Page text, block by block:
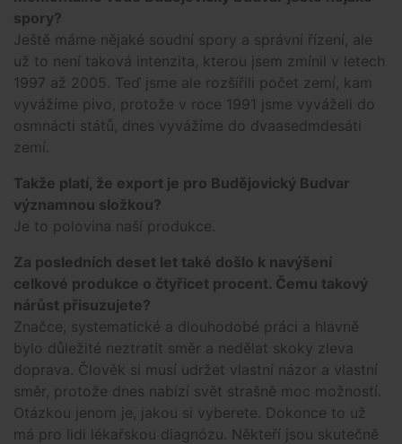
spory?
Ještě máme nějaké soudní spory a správní řízení, ale
už to není taková intenzita, kterou jsem zmínil v letech
1997 až 2005. Teď jsme ale rozšířili počet zemí, kam
vyvážíme pivo, protože v roce 1991 jsme vyváželi do
osmnácti států, dnes vyvážíme do dvaasedmdesáti
zemí.
Takže platí, že export je pro Budějovický Budvar
významnou složkou?
Je to polovina naší produkce.
Za posledních deset let také došlo k navýšení
celkové produkce o čtyřicet procent. Čemu takový
nárůst přisuzujete?
Značce, systematické a dlouhodobé práci a hlavně
bylo důležité neztratit směr a nedělat skoky zleva
doprava. Člověk si musí udržet vlastní názor a vlastní
směr, protože dnes nabízí svět strašně moc možností.
Otázkou jenom je, jakou si vyberete. Dokonce to už
má pro lidi lékařskou diagnózu. Někteří jsou skutečně